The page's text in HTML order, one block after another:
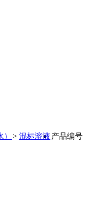
> 混标溶液 产品编号